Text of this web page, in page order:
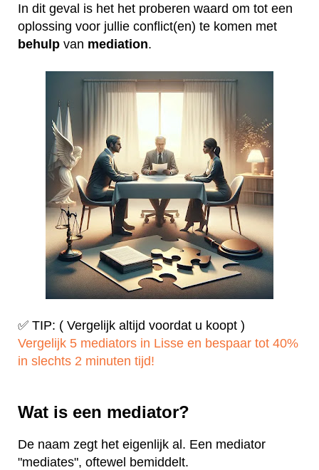
In dit geval is het het proberen waard om tot een
oplossing voor jullie conflict(en) te komen met
behulp van mediation.
✅ TIP: ( Vergelijk altijd voordat u koopt )
Vergelijk 5 mediators in Lisse en bespaar tot 40%
in slechts 2 minuten tijd!
Wat is een mediator?
De naam zegt het eigenlijk al. Een mediator
"mediates", oftewel bemiddelt.